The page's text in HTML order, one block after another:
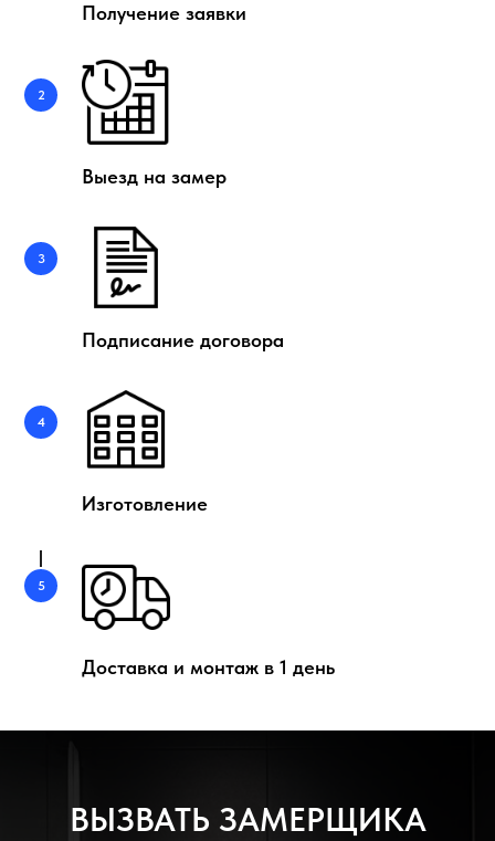
Получение заявки
Выезд на замер
Подписание договора
Изготовление
Доставка и монтаж в 1 день
ВЫЗВАТЬ ЗАМЕРЩИКА